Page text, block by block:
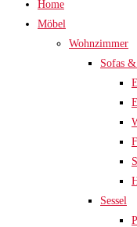
Home
Möbel
Wohnzimmer
Sofas
Sessel